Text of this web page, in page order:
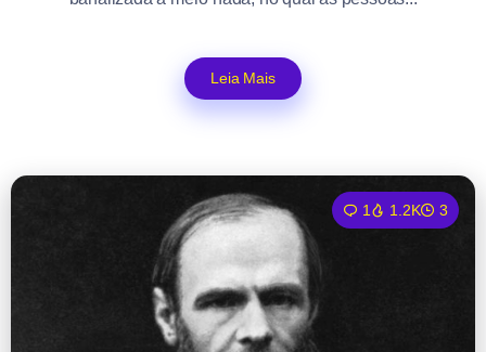
Leia Mais
1 1.2K 3